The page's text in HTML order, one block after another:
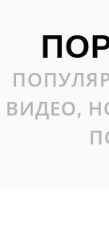
ВИДЕО,